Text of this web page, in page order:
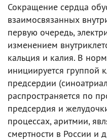
Сокращение сердца
взаимосвязанных
первую очередь,
изменением
кальция и калия. В
инициируется группой
предсердии
распространяется по
предсердия и
процессах, аритмии,
смертности в России и